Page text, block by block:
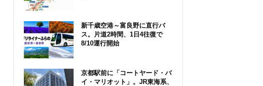
新千歳空港～富良野に直行バ
ス。片道2時間、1日4往復で
8/10運行開始
京都駅前に「コートヤード・バ
イ・マリオット」。JR東海系、